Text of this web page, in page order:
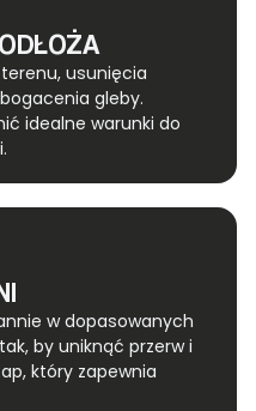
usunięcia
gleby.
idealne warunki do
w dopasowanych
by uniknąć przerw i
który zapewnia